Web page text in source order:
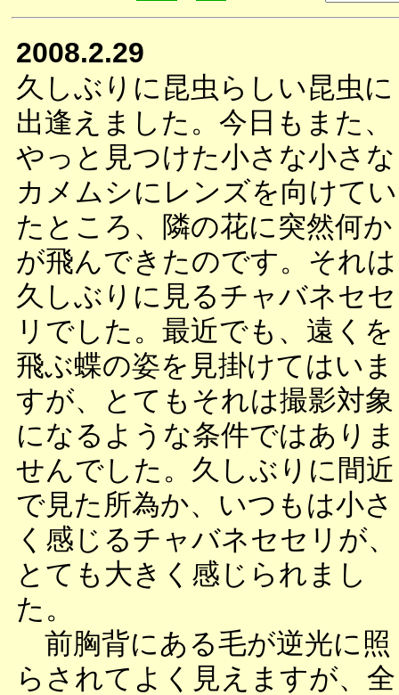
2008.2.29
久しぶりに昆虫らしい昆虫に
出逢えました。今日もまた、
やっと見つけた小さな小さな
カメムシにレンズを向けてい
たところ、隣の花に突然何か
が飛んできたのです。それは
久しぶりに見るチャバネセセ
リでした。最近でも、遠くを
飛ぶ蝶の姿を見掛けてはいま
すが、とてもそれは撮影対象
になるような条件ではありま
せんでした。久しぶりに間近
で見た所為か、いつもは小さ
く感じるチャバネセセリが、
とても大きく感じられまし
た。
前胸背にある毛が逆光に照
らされてよく見えますが、全